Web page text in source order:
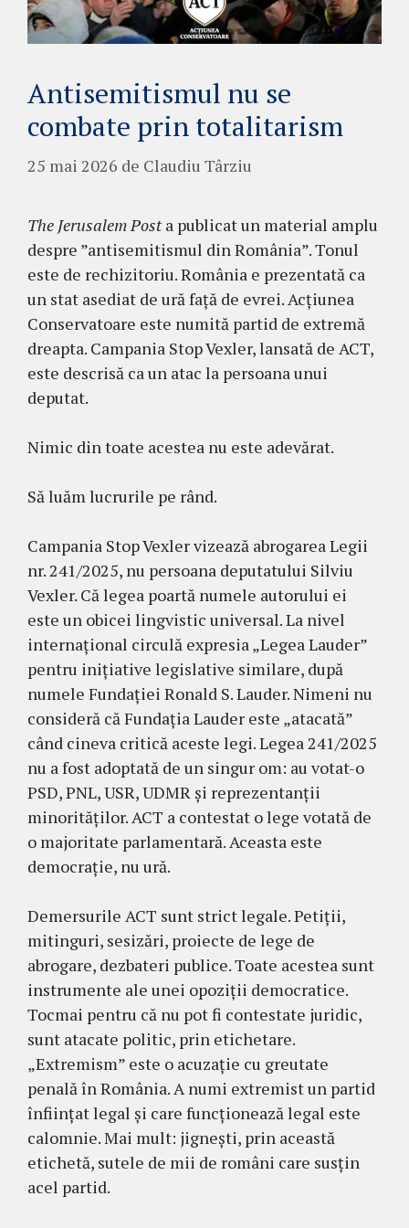
Antisemitismul nu se
combate prin totalitarism
25 mai 2026 de Claudiu Târziu
The Jerusalem Posta publicat un material amplu
despre ”antisemitismul din România”. Tonul
este de rechizitoriu. România e prezentată ca
un stat asediat de ură față de evrei. Acțiunea
Conservatoare este numită partid de extremă
dreapta. Campania Stop Vexler, lansată de ACT,
este descrisă ca un atac la persoana unui
deputat.
Nimic din toate acestea nu este adevărat.
Să luăm lucrurile pe rând.
Campania Stop Vexler vizează abrogarea Legii
nr. 241/2025, nu persoana deputatului Silviu
Vexler. Că legea poartă numele autorului ei
este un obicei lingvistic universal. La nivel
internațional circulă expresia „Legea Lauder”
pentru inițiative legislative similare, după
numele Fundației Ronald S. Lauder. Nimeni nu
consideră că Fundația Lauder este „atacată”
când cineva critică aceste legi. Legea 241/2025
nu a fost adoptată de un singur om: au votat-o
PSD, PNL, USR, UDMR și reprezentanții
minorităților. ACT a contestat o lege votată de
o majoritate parlamentară. Aceasta este
democrație, nu ură.
Demersurile ACT sunt strict legale. Petiții,
mitinguri, sesizări, proiecte de lege de
abrogare, dezbateri publice. Toate acestea sunt
instrumente ale unei opoziții democratice.
Tocmai pentru că nu pot fi contestate juridic,
sunt atacate politic, prin etichetare.
„Extremism” este o acuzație cu greutate
penală în România. A numi extremist un partid
înființat legal și care funcționează legal este
calomnie. Mai mult: jignești, prin această
etichetă, sutele de mii de români care susțin
acel partid.